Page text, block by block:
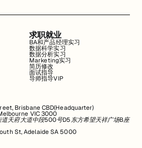
求职就业
BA和产品经理实习
数据科学实习
数据分析实习
Marketing实习
简历修改
面试指导
导师指导VIP
Brisbane CBD(Headquarter)
VIC 3000
天府大道中段500号D5东方希望天祥广场B座
St, Adelaide SA 5000